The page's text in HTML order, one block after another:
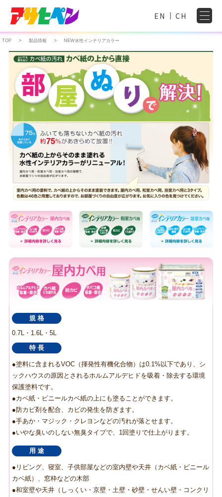
EN CH
TOP 製品情報 NEW水性インテリアカラー
規 格
0.7L・1.6L・5L
特 長
●塗料に含まれるVOC（揮発性有機化合物）は0.1%以下であり、シ
ックハウスの原因とされるホルムアルデヒドを吸着・除去する環境
保護塗料です。
●カベ紙・ビニールカベ紙の上にも塗ることができます。
●防カビ剤を配合、カビの発生を防ぎます。
●手あか・マジック・クレヨンなどの汚れが落とせます。
●いやな臭いのしない無臭タイプで、1回塗りで仕上がります。
用 途
●リビング、寝室、子供部屋などの室内壁や天井（カベ紙・ビニール
カベ紙）、窓枠などの木部
●和室壁や天井（しっくい・京壁・土壁・砂壁・せんい壁・コンクリ